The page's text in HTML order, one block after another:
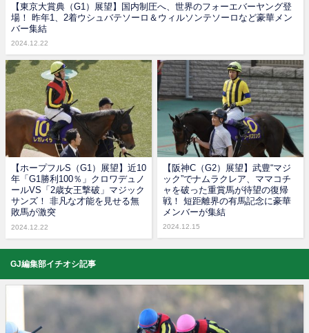
【東京大賞典（G1）展望】国内制圧へ、世界のフォーエバーヤング登
場！ 昨年1、2着ウシュバテソーロ＆ウィルソンテソーロなど豪華メン
バー集結
2024.12.22
【ホープフルS（G1）展望】近10
年「G1勝利100％」クロワデュノ
ールVS「2歳女王撃破」マジック
サンズ！ 非凡な才能を見せる無
敗馬が激突
2024.12.22
【阪神C（G2）展望】武豊“マジ
ック”でナムラクレア、ママコチ
ャを破った重賞馬が待望の復帰
戦！ 短距離界の有馬記念に豪華
メンバーが集結
2024.12.15
GJ編集部イチオシ記事